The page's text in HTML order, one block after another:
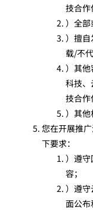
技合作
）全部
）擅
载/不
）其
科技
技合作
）其他
您在开展推
下要求：
）遵守
容；
）遵
面公